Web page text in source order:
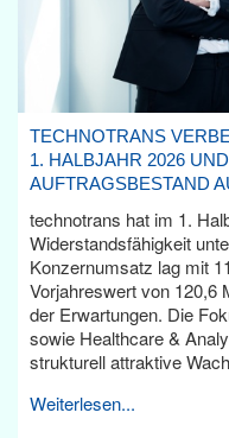
TECHNOTRANS
1. HALBJAHR 2026
AUFTRAGSBESTAND
technotrans hat im 1.
Widerstandsfähigkeit
Konzernumsatz lag mit
Vorjahreswert von 120,6
der Erwartungen. Die
sowie Healthcare &
strukturell attraktive
Weiterlesen...